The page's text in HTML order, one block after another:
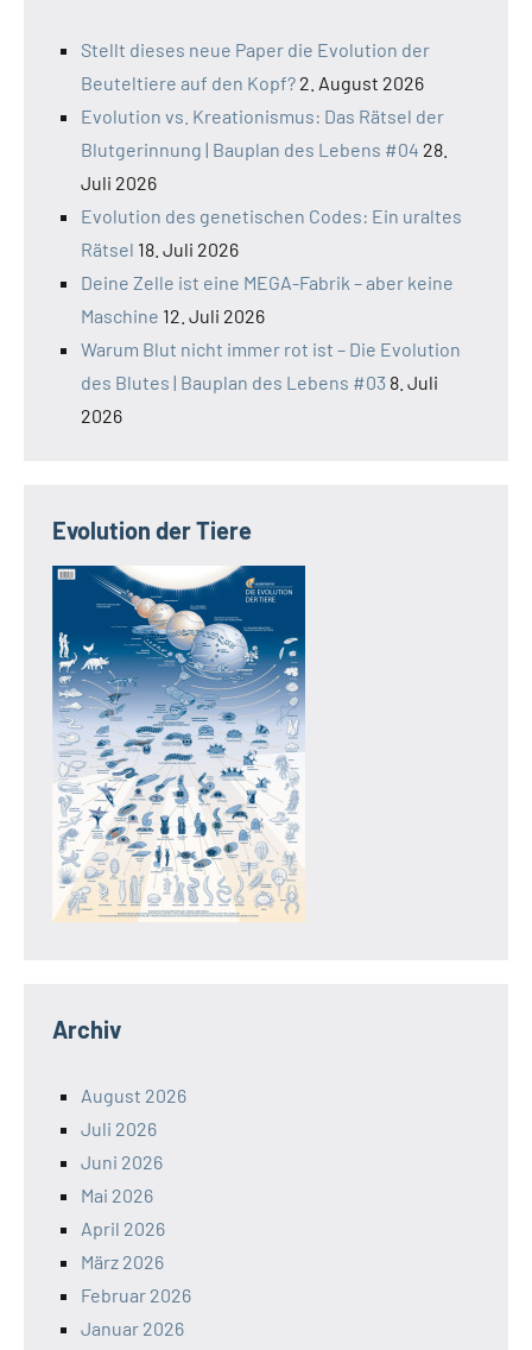
Stellt dieses neue Paper die Evolution der
Beuteltiere auf den Kopf? 2. August 2026
Evolution vs. Kreationismus: Das Rätsel der
Blutgerinnung | Bauplan des Lebens #04 28.
Juli 2026
Evolution des genetischen Codes: Ein uraltes
Rätsel 18. Juli 2026
Deine Zelle ist eine MEGA-Fabrik – aber keine
Maschine 12. Juli 2026
Warum Blut nicht immer rot ist – Die Evolution
des Blutes | Bauplan des Lebens #03 8. Juli
2026
Evolution der Tiere
Archiv
August 2026
Juli 2026
Juni 2026
Mai 2026
April 2026
März 2026
Februar 2026
Januar 2026